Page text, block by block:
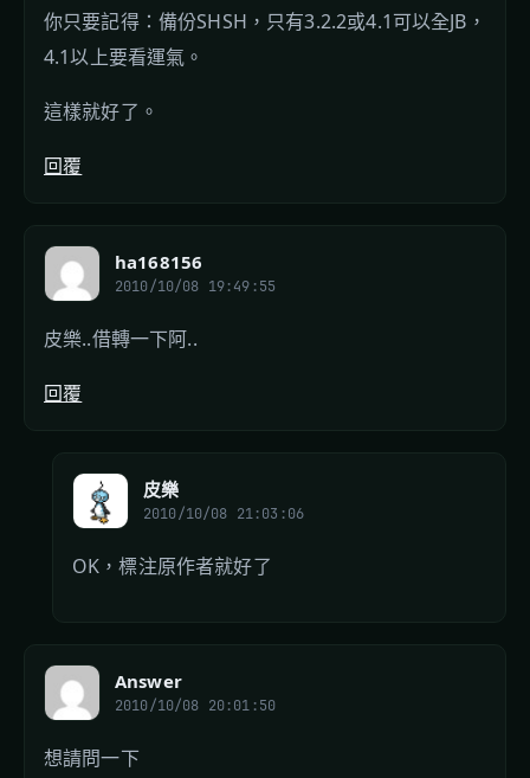
你只要記得：備份SHSH，只有3.2.2或4.1可以全JB，
4.1以上要看運氣。
這樣就好了。
回覆
ha168156
2010/10/08 19:49:55
皮樂..借轉一下阿..
回覆
皮樂
2010/10/08 21:03:06
OK，標注原作者就好了
Answer
2010/10/08 20:01:50
想請問一下